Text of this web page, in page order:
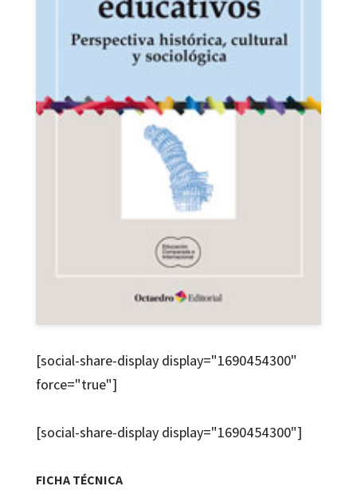
[social-share-display display="1690454300"
force="true"]
[social-share-display display="1690454300"]
FICHA TÉCNICA